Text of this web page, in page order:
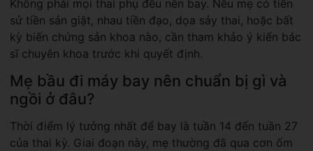
Không phải mọi thai phụ đều nên bay. Nếu mẹ có tiền
sử tiền sản giật, nhau tiền đạo, dọa sảy thai, hoặc bất
kỳ biến chứng sản khoa nào, cần tham khảo ý kiến bác
sĩ chuyên khoa trước khi quyết định.
Mẹ bầu đi máy bay nên chuẩn bị gì và
ngồi ở đâu?
Thời điểm lý tưởng nhất để bay là tuần 14 đến tuần 27
của thai kỳ. Giai đoạn này, mẹ thường đã qua cơn ốm